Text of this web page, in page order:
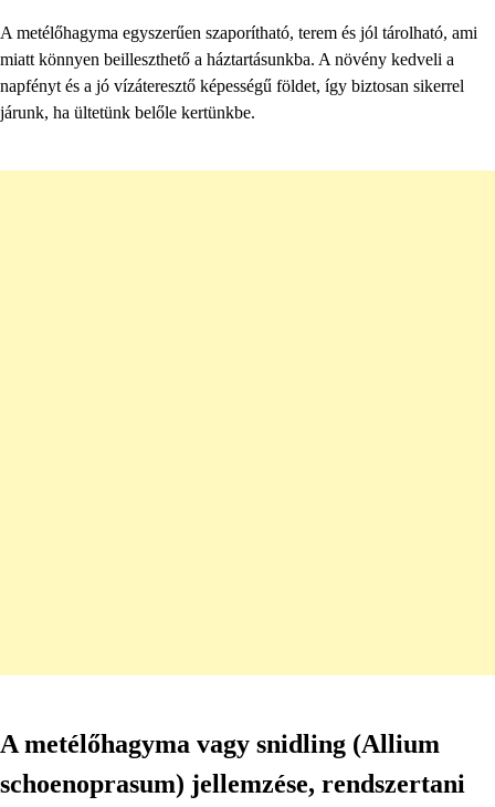
A metélőhagyma egyszerűen szaporítható, terem és jól tárolható, ami
miatt könnyen beilleszthető a háztartásunkba. A növény kedveli a
napfényt és a jó vízáteresztő képességű földet, így biztosan sikerrel
járunk, ha ültetünk belőle kertünkbe.
A metélőhagyma vagy snidling (Allium
schoenoprasum) jellemzése, rendszertani